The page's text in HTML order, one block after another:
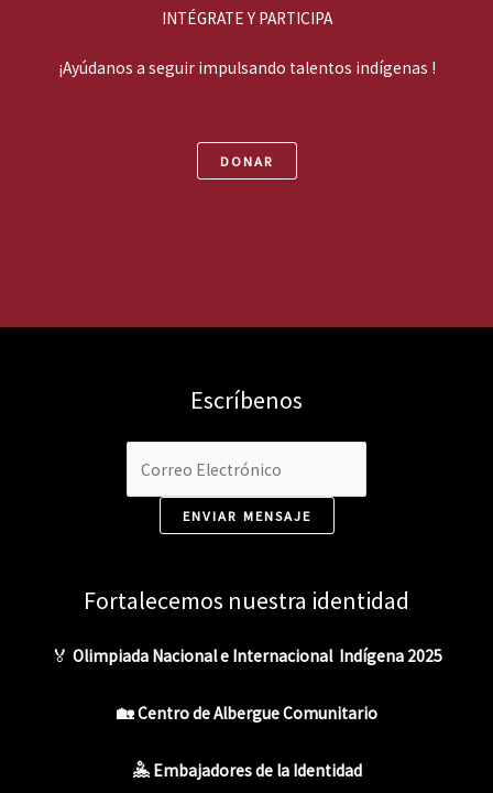
INTÉGRATE Y PARTICIPA
¡Ayúdanos a seguir impulsando talentos indígenas !
DONAR
Escríbenos
ENVIAR MENSAJE
Fortalecemos nuestra identidad
🏅 Olimpiada Nacional e Internacional Indígena 2025
🏡 Centro de Albergue Comunitario
🤽 Embajadores de la Identidad